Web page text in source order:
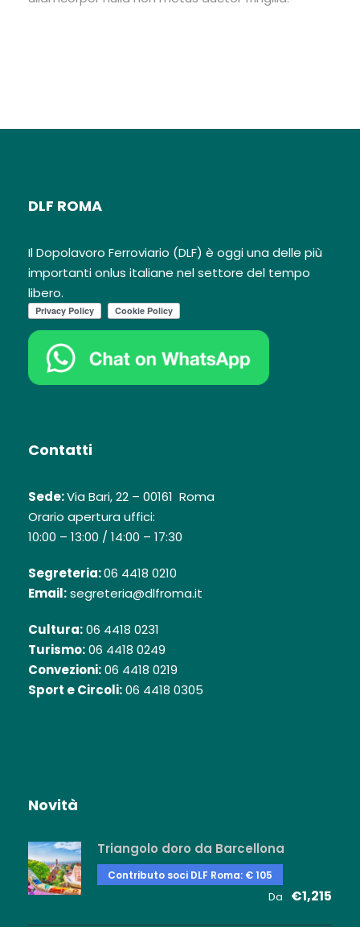
DLF ROMA
Il Dopolavoro Ferroviario (DLF) è oggi una delle più
importanti onlus italiane nel settore del tempo
libero.
Contatti
Sede:Via Bari, 22 – 00161 Roma
Orario apertura uffici:
10:00 – 13:00 / 14:00 – 17:30
Segreteria:06 4418 0210
Email:segreteria@dlfroma.it
Cultura:06 4418 0231
Turismo:06 4418 0249
Convezioni:06 4418 0219
Sport e Circoli:06 4418 0305
Novità
Triangolo doro da Barcellona
Contributo soci DLF Roma: € 105
Da €1,215